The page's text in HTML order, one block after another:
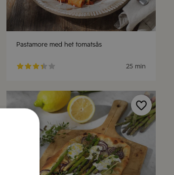
Pastamore med het tomatsås
25 min